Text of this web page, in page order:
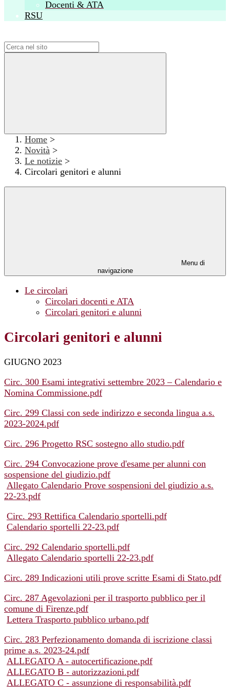
Docenti & ATA
RSU
Home >
Novità >
Le notizie >
Circolari genitori e alunni
Menu di
navigazione
Le circolari
Circolari docenti e ATA
Circolari genitori e alunni
Circolari genitori e alunni
GIUGNO 2023
Circ. 300 Esami integrativi settembre 2023 – Calendario e
Nomina Commissione.pdf
Circ. 299 Classi con sede indirizzo e seconda lingua a.s.
2023-2024.pdf
Circ. 296 Progetto RSC sostegno allo studio.pdf
Circ. 294 Convocazione prove d'esame per alunni con
sospensione del giudizio.pdf
Allegato Calendario Prove sospensioni del giudizio a.s.
22-23.pdf
Circ. 293 Rettifica Calendario sportelli.pdf
Calendario sportelli 22-23.pdf
Circ. 292 Calendario sportelli.pdf
Allegato Calendario sportelli 22-23.pdf
Circ. 289 Indicazioni utili prove scritte Esami di Stato.pdf
Circ. 287 Agevolazioni per il trasporto pubblico per il
comune di Firenze.pdf
Lettera Trasporto pubblico urbano.pdf
Circ. 283 Perfezionamento domanda di iscrizione classi
prime a.s. 2023-24.pdf
ALLEGATO A - autocertificazione.pdf
ALLEGATO B - autorizzazioni.pdf
ALLEGATO C - assunzione di responsabilità.pdf